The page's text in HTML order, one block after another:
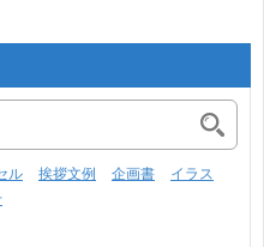
ル 挨拶文例 企画書
イラス